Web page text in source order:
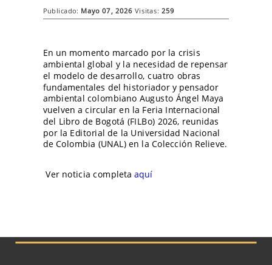
Publicado: Mayo 07, 2026Visitas: 259
En un momento marcado por la crisis
ambiental global y la necesidad de repensar
el modelo de desarrollo, cuatro obras
fundamentales del historiador y pensador
ambiental colombiano Augusto Ángel Maya
vuelven a circular en la Feria Internacional
del Libro de Bogotá (FILBo) 2026, reunidas
por la Editorial de la Universidad Nacional
de Colombia (UNAL) en la Colección Relieve.
Ver noticia completaaquí